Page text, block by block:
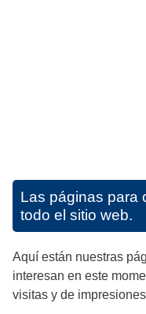
Las páginas para
todo el sitio web.
Aquí están nuestras
interesan en este
visitas y de